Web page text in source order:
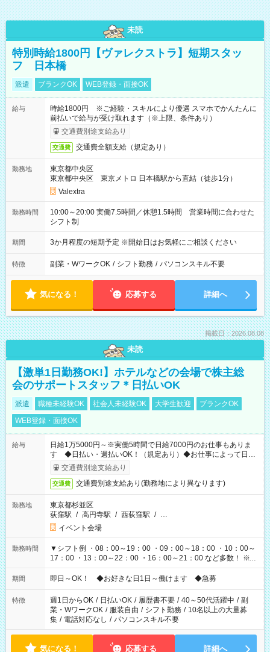
未読
特別時給1800円【ヴァレクストラ】短期スタッ
フ 日本橋
派遣 ブランクOK WEB登録・面接OK
給与
時給1800円 ※ご経験・スキルにより優遇 スマホでかんたんに
前払いで給与が受け取れます（※上限、条件あり）
交通費別途支給あり
交通費 交通費全額支給（規定あり）
勤務地
東京都中央区
東京都中央区 東京メトロ 日本橋駅から直結（徒歩1分）
Valextra
勤務時間
10:00～20:00 実働7.5時間／休憩1.5時間 営業時間に合わせた
シフト制
期間 3か月程度の短期予定 ※開始日はお気軽にご相談ください
特徴 副業・WワークOK / シフト勤務 / パソコンスキル不要
気になる！ 応募する 詳細へ
掲載日：2026.08.08
未読
【激単1日勤務OK!】ホテルなどの会場で株主総
会のサポートスタッフ＊日払いOK
派遣 職種未経験OK 社会人未経験OK 大学生歓迎
ブランクOK
WEB登録・面接OK
給与
日給1万5000円～※実働5時間で日給7000円のお仕事もありま
す ◆日払い・週払いOK！（規定あり）◆お仕事によって日給
も異なります
交通費別途支給あり
交通費 交通費別途支給あり(勤務地により異なります)
勤務地
東京都杉並区
荻窪駅 / 高円寺駅 / 西荻窪駅 / …
イベント会場
勤務時間
▼シフト例 ・08：00～19：00 ・09：00～18：00 ・10：00～
17：00 ・13：00～22：00 ・16：00～21：00 など多数！ ※お
仕事により勤務時間が異なります
期間 即日～OK！ ◆お好きな日1日～働けます ◆急募
特徴 週1日からOK / 日払いOK / 履歴書不要 / 40～50代活躍中 / 副
業・WワークOK / 服装自由 / シフト勤務 / 10名以上の大量募
集 / 電話対応なし / パソコンスキル不要
気になる！ 応募する 詳細へ